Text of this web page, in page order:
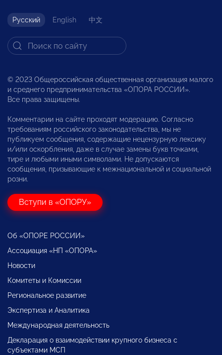
Русский English 中文
© 2023 Общероссийская общественная организация малого
и среднего предпринимательства «ОПОРА РОССИИ».
Все права защищены.
Комментарии на сайте проходят модерацию. Согласно
требованиям российского законодательства, мы не
публикуем сообщения, содержащие нецензурную лексику
и/или оскорбления, даже в случае замены букв точками,
тире и любыми иными символами. Не допускаются
сообщения, призывающие к межнациональной и социальной
розни.
Вступи в «ОПОРУ»
Об «ОПОРЕ РОССИИ»
Ассоциация «НП «ОПОРА»
Новости
Комитеты и Комиссии
Региональное развитие
Экспертиза и Аналитика
Международная деятельность
Декларация о взаимодействии крупного бизнеса с
субъектами МСП